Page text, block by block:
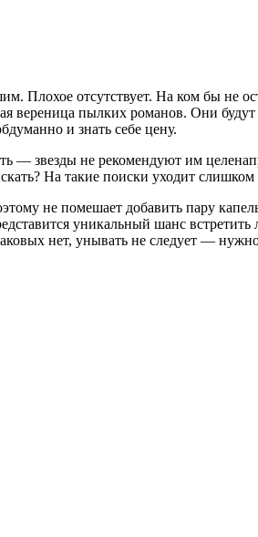
Плохое отсутствует. На ком бы не
пылких романов. Они
и знать себе цену.
— звезды не рекомендуют им
На такие поиски уходит
не помешает добавить пару
уникальный шанс
нет, унывать не следует —